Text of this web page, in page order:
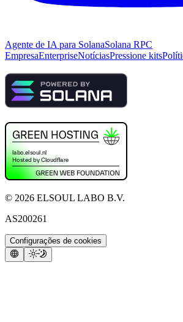
Agente de IA para SolanaSolana RPC
EmpresaEnterpriseNotíciasPressione kits
© 2026 ELSOUL LABO B.V.
AS200261
Configurações de cookies